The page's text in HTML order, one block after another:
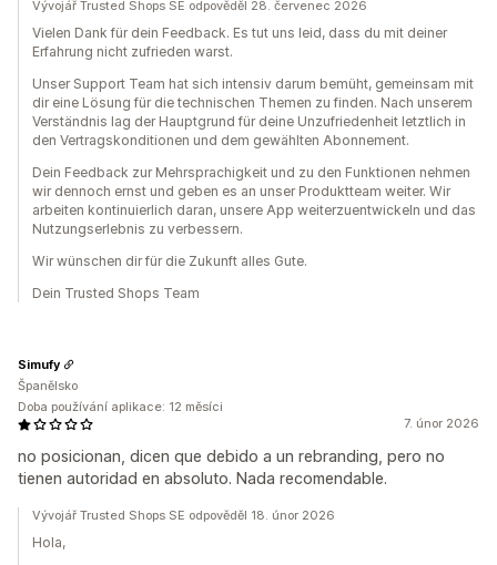
Vývojář Trusted Shops SE odpověděl 28. červenec 2026
Vielen Dank für dein Feedback. Es tut uns leid, dass du mit deiner
Erfahrung nicht zufrieden warst.
Unser Support Team hat sich intensiv darum bemüht, gemeinsam mit
dir eine Lösung für die technischen Themen zu finden. Nach unserem
Verständnis lag der Hauptgrund für deine Unzufriedenheit letztlich in
den Vertragskonditionen und dem gewählten Abonnement.
Dein Feedback zur Mehrsprachigkeit und zu den Funktionen nehmen
wir dennoch ernst und geben es an unser Produktteam weiter. Wir
arbeiten kontinuierlich daran, unsere App weiterzuentwickeln und das
Nutzungserlebnis zu verbessern.
Wir wünschen dir für die Zukunft alles Gute.
Dein Trusted Shops Team
7. únor 2026
no posicionan, dicen que debido a un rebranding, pero no
tienen autoridad en absoluto. Nada recomendable.
Simufy
Španělsko
Doba používání aplikace: 12 měsíci
Vývojář Trusted Shops SE odpověděl 18. únor 2026
Hola,